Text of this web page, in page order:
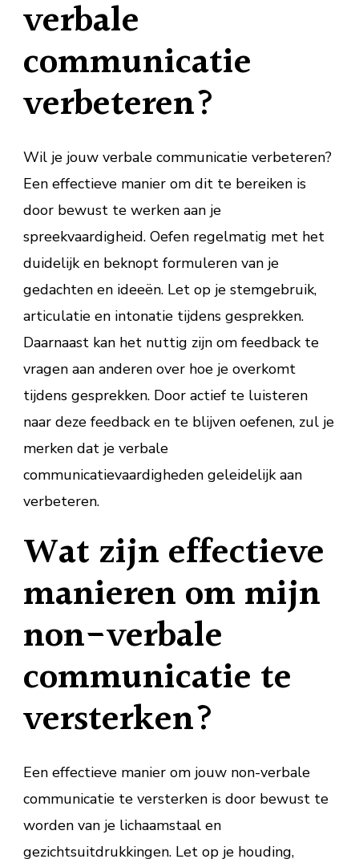
verbale
communicatie
verbeteren?
Wil je jouw verbale communicatie verbeteren?
Een effectieve manier om dit te bereiken is
door bewust te werken aan je
spreekvaardigheid. Oefen regelmatig met het
duidelijk en beknopt formuleren van je
gedachten en ideeën. Let op je stemgebruik,
articulatie en intonatie tijdens gesprekken.
Daarnaast kan het nuttig zijn om feedback te
vragen aan anderen over hoe je overkomt
tijdens gesprekken. Door actief te luisteren
naar deze feedback en te blijven oefenen, zul je
merken dat je verbale
communicatievaardigheden geleidelijk aan
verbeteren.
Wat zijn effectieve
manieren om mijn
non-verbale
communicatie te
versterken?
Een effectieve manier om jouw non-verbale
communicatie te versterken is door bewust te
worden van je lichaamstaal en
gezichtsuitdrukkingen. Let op je houding,